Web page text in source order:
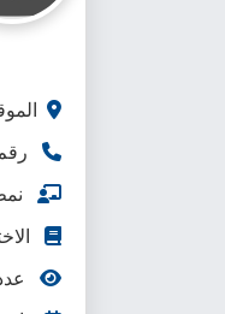
عدد